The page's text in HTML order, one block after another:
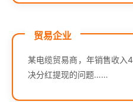
贸易企业
某电缆贸易商，年销售收
决分红提现的问题……